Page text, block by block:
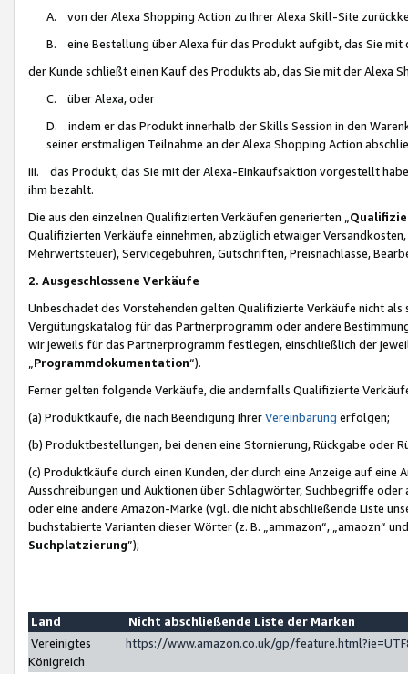
A. von der Alexa Shopping Action zu Ihrer Alexa Skill-Site
B. eine Bestellung über Alexa für das Produkt aufgibt, das Sie mit
der Kunde schließt einen Kauf des Produkts ab, das Sie mit der Alexa
C. über Alexa, oder
D. indem er das Produkt innerhalb der Skills Session in den
seiner erstmaligen Teilnahme an der Alexa Shopping Action
iii. das Produkt, das Sie mit der Alexa-Einkaufsaktion vorgestellt
ihm bezahlt.
Die aus den einzelnen Qualifizierten Verkäufen generierten „
Qualifizierten Verkäufe einnehmen, abzüglich etwaiger
Mehrwertsteuer), Servicegebühren, Gutschriften, Preisnachlässe,
2. Ausgeschlossene Verkäufe
Unbeschadet des Vorstehenden gelten Qualifizierte Verkäufe nicht
Vergütungskatalog für das Partnerprogramm oder andere
wir jeweils für das Partnerprogramm festlegen, einschließlich der
Programmdokumentation“).
Ferner gelten folgende Verkäufe, die andernfalls Qualifizierte
(a) Produktkäufe, die nach Beendigung IhrerVereinbarung erfolgen;
(b) Produktbestellungen, bei denen eine Stornierung, Rückgabe oder
(c) Produktkäufe durch einen Kunden, der durch eine Anzeige auf
Ausschreibungen und Auktionen über Schlagwörter, Suchbegriffe
oder eine andere Amazon-Marke (vgl. die nicht abschließende Liste
buchstabierte Varianten dieser Wörter (z. B. „ammazon“, „amaozn“
Suchplatzierung”);
Land
Nicht abschließende Liste der Marken
Vereinigtes
Königreich
https://www.amazon.co.uk/gp/